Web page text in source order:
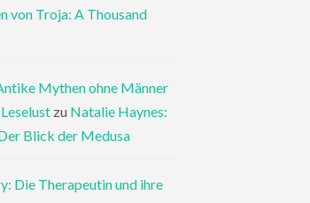
von Troja: A Thousand
Mythen ohne Männer
zu Natalie Haynes:
Blick der Medusa
Die Therapeutin und ihre